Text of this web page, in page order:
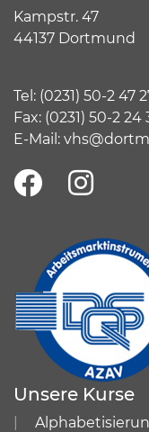
Kampstr. 47
44137 Dortmund
Tel: (0231) 50-2 47
Fax: (0231) 50-2 24
E-Mail:
Unsere Kurse